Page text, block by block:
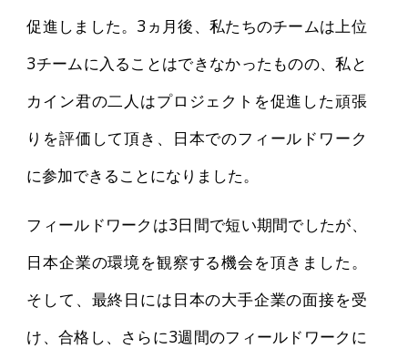
促進しました。3ヵ月後、私たちのチームは上位
3チームに入ることはできなかったものの、私と
カイン君の二人はプロジェクトを促進した頑張
りを評価して頂き、日本でのフィールドワーク
に参加できることになりました。
フィールドワークは3日間で短い期間でしたが、
日本企業の環境を観察する機会を頂きました。
そして、最終日には日本の大手企業の面接を受
け、合格し、さらに3週間のフィールドワークに